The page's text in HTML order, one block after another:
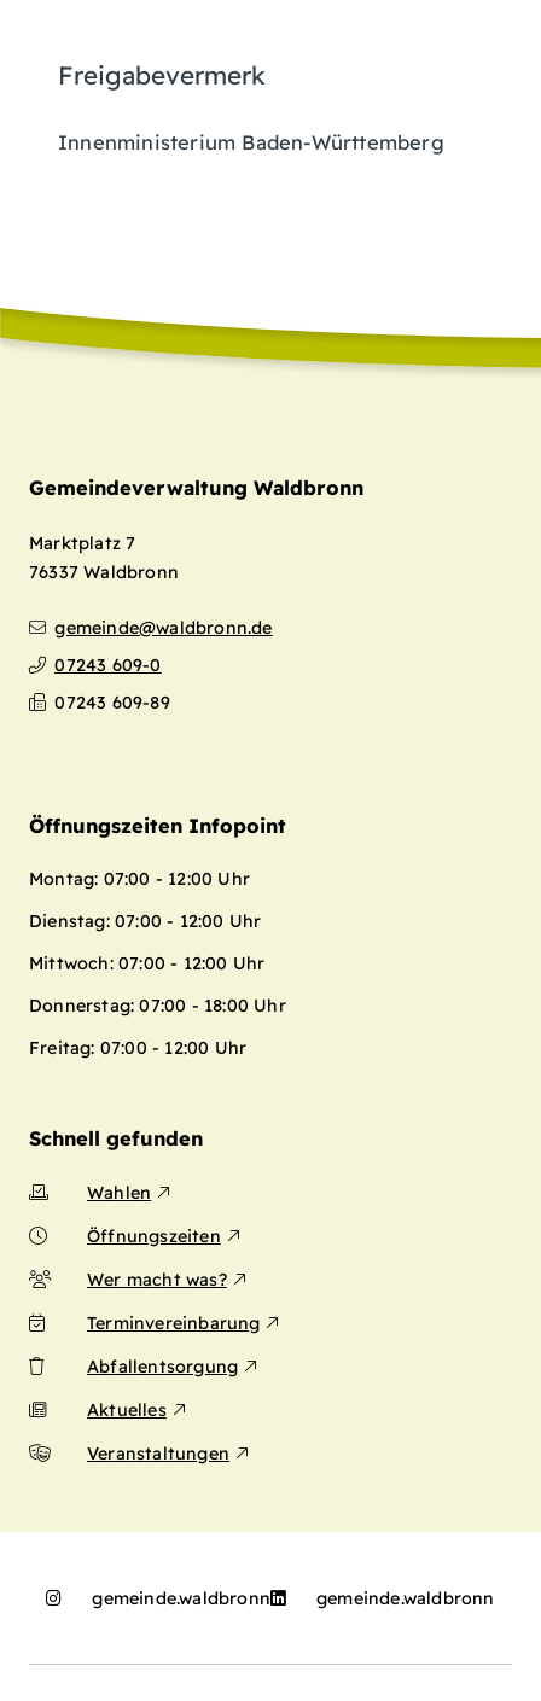
Freigabevermerk
Innenministerium Baden-Württemberg
Gemeindeverwaltung Waldbronn
Marktplatz 7
76337 Waldbronn
gemeinde@waldbronn.de
07243 609-0
07243 609-89
Öffnungszeiten Infopoint
Montag: 07:00 - 12:00 Uhr
Dienstag: 07:00 - 12:00 Uhr
Mittwoch: 07:00 - 12:00 Uhr
Donnerstag: 07:00 - 18:00 Uhr
Freitag: 07:00 - 12:00 Uhr
Schnell gefunden
Wahlen
Öffnungszeiten
Wer macht was?
Terminvereinbarung
Abfallentsorgung
Aktuelles
Veranstaltungen
gemeinde.waldbronn gemeinde.waldbronn